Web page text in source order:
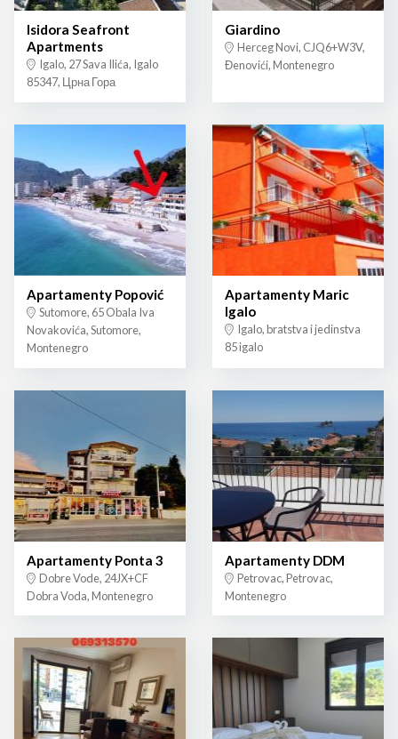
Isidora Seafront
Apartments
Igalo, 27 Sava Ilića, Igalo
85347, Црна Гора
Giardino
Herceg Novi, CJQ6+W3V,
Đenovići, Montenegro
Apartamenty Popović
Sutomore, 65 Obala Iva
Novakovića, Sutomore,
Montenegro
Apartamenty Maric
Igalo
Igalo, bratstva i jedinstva
85 igalo
Apartamenty Ponta 3
Dobre Vode, 24JX+CF
Dobra Voda, Montenegro
Apartamenty DDM
Petrovac, Petrovac,
Montenegro